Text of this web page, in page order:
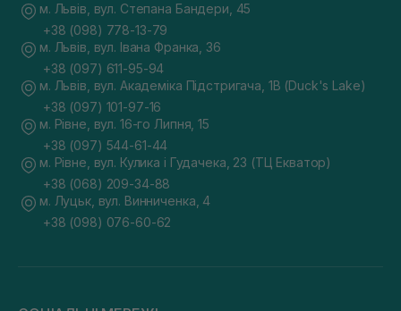
м. Львів, вул. Степана Бандери, 45
+38 (098) 778-13-79
м. Львів, вул. Івана Франка, 36
+38 (097) 611-95-94
м. Львів, вул. Академіка Підстригача, 1В (Duck's Lake)
+38 (097) 101-97-16
м. Рівне, вул. 16-го Липня, 15
+38 (097) 544-61-44
м. Рівне, вул. Кулика і Гудачека, 23 (ТЦ Екватор)
+38 (068) 209-34-88
м. Луцьк, вул. Винниченка, 4
+38 (098) 076-60-62